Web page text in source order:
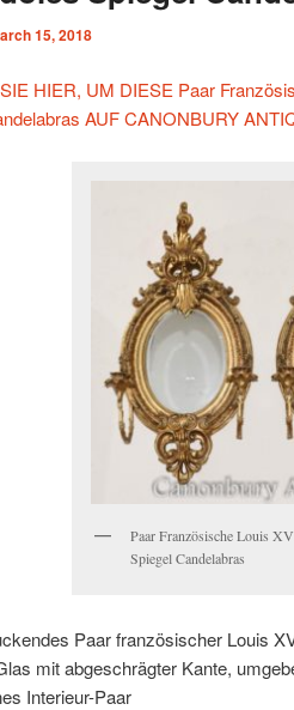
15, 2018
HIER, UM DIESE Paar
AUF CANONBURY
Paar Französische Louis
Spiegel Candelabras
Paar französischer Louis
mit abgeschrägter Kante,
Interieur-Paar